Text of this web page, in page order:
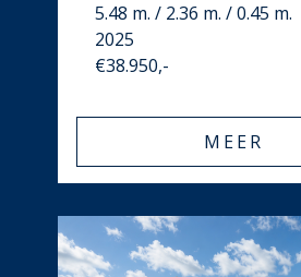
5.48 m. / 2.36 m. / 0.45 m.
2025
€38.950,-
MEER